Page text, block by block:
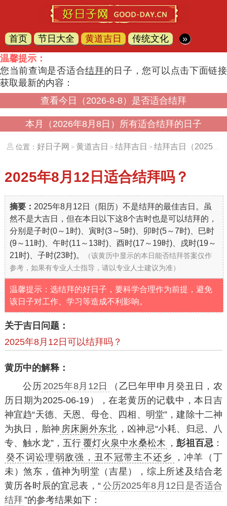
首页 节日大全 黄道吉日 传统文化
»
温馨提示：
您当前查询是否适合结拜的日子，您可以点击下面链接
获取最新的内容：
查看今日（2026-8-8）是否适合结拜
本月（2026年8月8日）所有适合结拜的日子
位置： 好日子网 > 黄道吉日 > 结拜吉日 > 结拜吉日（20250812）
2025年8月12日 适合结拜吗？
摘要： 2025年8月12日（阳历）不是结拜的最佳吉日。虽
然不是大吉日，但在本日以下这8个吉时也是可以结拜的，
分别是子时(0～1时)、寅时(3～5时)、卯时(5～7时)、巳时
(9～11时)、午时(11～13时)、酉时(17～19时)、戌时(19～
21时)、子时(23时)。
（该黄历中显示的本日能否结拜答案仅作
参考，如果有专业人士指导，请以专业人士建议为准）
温馨提示：选结拜的好日子，要科学合理作为前提，避免
该日子对工作、学习等造成不利影响。
关于吉日问题：
2025年8月12日可以结拜吗？
黄历中的解释：
公历 2025年8月12日
（乙巳年甲申月癸丑日，农
历日期为2025-06-19），在老黄历的记载中，本日吉
神宜趋“天德、天恩、母仓、四相、明堂”，建除十二神
为执日，胎神 房床厕外东北 ，凶神忌“小耗、归忌、八
专、触水龙”，五行 覆灯火泉中水桑松木 ，彭祖百忌 ：
癸不词讼理弱敌强，丑不冠带主不还乡
，冲羊（丁
未）煞东，值神为明堂（吉星），综上所述及结合老
黄历各时辰的宜忌表，“ 公历2025年8月12日是否适合
结拜”的参考结果如下：